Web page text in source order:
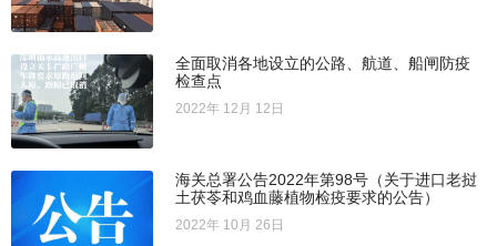
全面取消各地设立的公路、航道、船闸防疫
检查点
2022年 12月 12日
海关总署公告2022年第98号（关于进口老挝
土茯苓和鸡血藤植物检疫要求的公告）
2022年 10月 26日